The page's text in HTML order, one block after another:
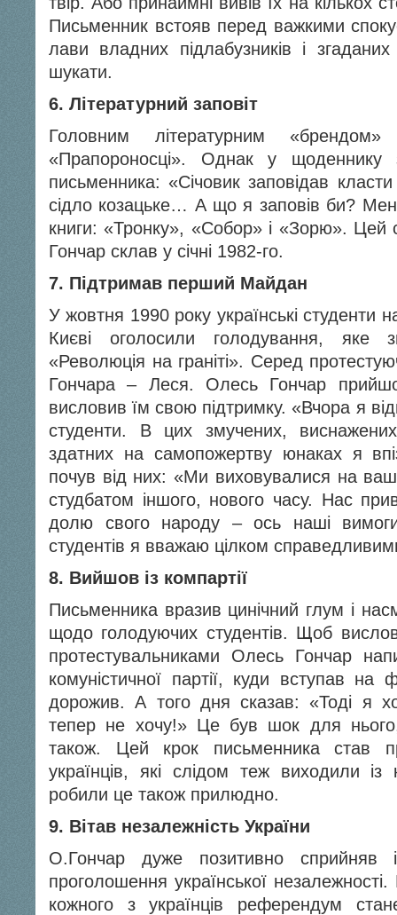
Письменник встояв перед важкими
лави владних підлабузників і
шукати.
6. Літературний заповіт
Головним літературним
«Прапороносці». Однак у щоденнику
письменника: «Січовик заповідав
сідло козацьке… А що я заповів би?
книги: «Тронку», «Собор» і «Зорю». Цей
Гончар склав у січні 1982-го.
7. Підтримав перший Майдан
У жовтня 1990 року українські студенти
Києві оголосили голодування, яке
«Революція на граніті». Серед
Гончара – Леся. Олесь Гончар
висловив їм свою підтримку. «Вчора я
студенти. В цих змучених,
здатних на самопожертву юнаках я
почув від них: «Ми виховувалися на
студбатом іншого, нового часу. Нас
долю свого народу – ось наші
студентів я вважаю цілком
8. Вийшов із компартії
Письменника вразив цинічний глум і
щодо голодуючих студентів. Щоб
протестувальниками Олесь Гончар
комуністичної партії, куди вступав
дорожив. А того дня сказав: «Тоді я
тепер не хочу!» Це був шок для
також. Цей крок письменника став
українців, які слідом теж виходили
робили це також прилюдно.
9. Вітав незалежність України
О.Гончар дуже позитивно сприйняв
проголошення української
кожного з українців референдум